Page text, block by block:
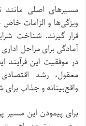
مسیرهای اصلی مانند
ویژگی‌ها و الزامات خاص
قرار گیرند. شناخت
آمادگی برای مراحل
در موفقیت این فرآیند
معقول، رشد
واقع‌بینانه و جذاب
برای پیمودن این مسیر